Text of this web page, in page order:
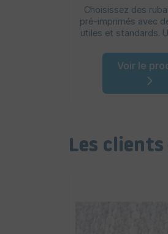
kraft,
Choisissez des
pré-imprimés avec
utiles et standards.
Voir le
Les